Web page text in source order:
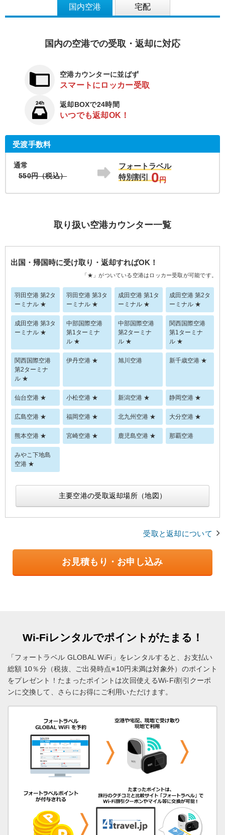
国内空港 宅配
国内の空港での受取・返却に対応
空港カウンターに並ばず
スマートにロッカー受取
返却BOXで24時間
いつでも返却OK！
受渡手数料
通常
550円（税込）
フォートラベル
特別割引
0円
取り扱い空港カウンター一覧
出国・帰国時に受け取り・返却すればOK！
「★」がついている空港はロッカー受取が可能です。
羽田空港 第2タ
ーミナル ★
羽田空港 第3タ
ーミナル ★
成田空港 第1タ
ーミナル ★
成田空港 第2タ
ーミナル ★
成田空港 第3タ
ーミナル ★
中部国際空港
第1ターミナ
ル ★
中部国際空港
第2ターミナ
ル ★
関西国際空港
第1ターミナ
ル ★
関西国際空港
第2ターミナ
ル ★
伊丹空港 ★ 旭川空港 新千歳空港 ★
仙台空港 ★ 小松空港 ★ 新潟空港 ★ 静岡空港 ★
広島空港 ★ 福岡空港 ★ 北九州空港 ★ 大分空港 ★
熊本空港 ★ 宮崎空港 ★ 鹿児島空港 ★ 那覇空港
みやこ下地島
空港 ★
主要空港の受取返却場所（地図）
受取と返却について
お見積もり・お申し込み
Wi-Fiレンタルでポイントがたまる！
「フォートラベル GLOBAL WiFi」をレンタルすると、お支払い
総額 10％分（税抜、ご出発時点※10円未満は対象外）のポイント
をプレゼント！ たまったポイントは次回使えるWi-Fi割引クーポ
ンに交換して、さらにお得にご利用いただけます。